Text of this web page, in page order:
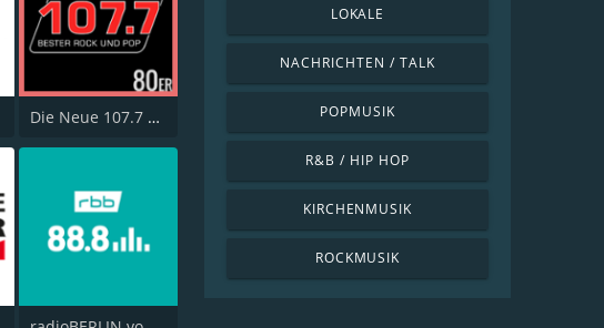
Die Neue 107.7 80er
LOKALE
NACHRICHTEN / TALK
POPMUSIK
R&B / HIP HOP
KIRCHENMUSIK
ROCKMUSIK